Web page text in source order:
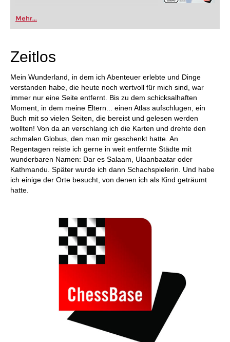
Mehr...
Zeitlos
Mein Wunderland, in dem ich Abenteuer erlebte und Dinge
verstanden habe, die heute noch wertvoll für mich sind, war
immer nur eine Seite entfernt. Bis zu dem schicksalhaften
Moment, in dem meine Eltern... einen Atlas aufschlugen, ein
Buch mit so vielen Seiten, die bereist und gelesen werden
wollten! Von da an verschlang ich die Karten und drehte den
schmalen Globus, den man mir geschenkt hatte. An
Regentagen reiste ich gerne in weit entfernte Städte mit
wunderbaren Namen: Dar es Salaam, Ulaanbaatar oder
Kathmandu. Später wurde ich dann Schachspielerin. Und habe
ich einige der Orte besucht, von denen ich als Kind geträumt
hatte.